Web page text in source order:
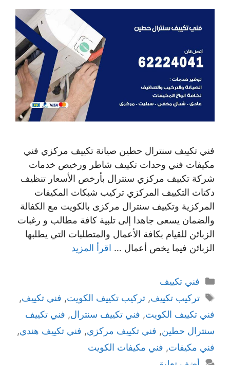
فني تكييف سنترال حطين صيانة تكييف مركزي فني
مكيفات فني وحدات تكييف شاطر ورخيص خدمات
شركة تكييف مركزي سنترال بأرخص الأسعار تنظيف
دكتات التكييف المركزي تركيب شبكات المكيفات
المركزية وتكييف سنترال مركزى بالكويت مع الكفالة
والضمان يسعى جاهدا إلى تلبية كافة مطالب و رغبات
الزبائن للقيام بكافة الأعمال والمتطلبات التي يطلبها
الزبائن فيما يخص أعمال … اقرأ المزيد
التصنيفات
فني تكييف
الوسوم
تركيب تكييف, تركيب تكييف الكويت, فني تكييف,
فني تكييف الكويت, فني تكييف سنترال, فني تكييف
سنترال حطين, فني تكييف مركزي, فني تكييف هندي,
فني مكيفات, فني مكيفات الكويت